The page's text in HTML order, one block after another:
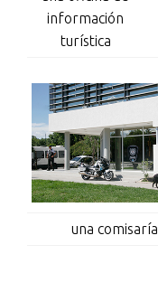
información
turística
una comisaría